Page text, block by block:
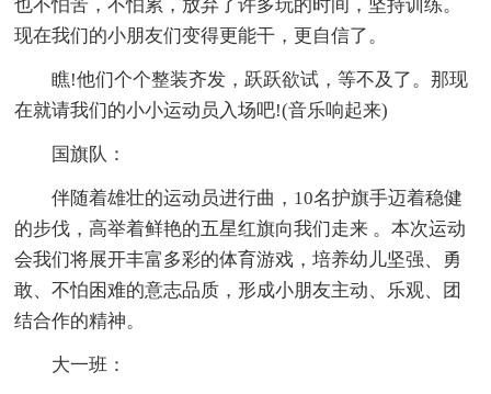
也不怕苦，不怕累，放弃了许多玩的时间，坚持训练。
现在我们的小朋友们变得更能干，更自信了。
瞧!他们个个整装齐发，跃跃欲试，等不及了。那现
在就请我们的小小运动员入场吧!(音乐响起来)
国旗队：
伴随着雄壮的运动员进行曲，10名护旗手迈着稳健
的步伐，高举着鲜艳的五星红旗向我们走来 。本次运动
会我们将展开丰富多彩的体育游戏，培养幼儿坚强、勇
敢、不怕困难的意志品质，形成小朋友主动、乐观、团
结合作的精神。
大一班：